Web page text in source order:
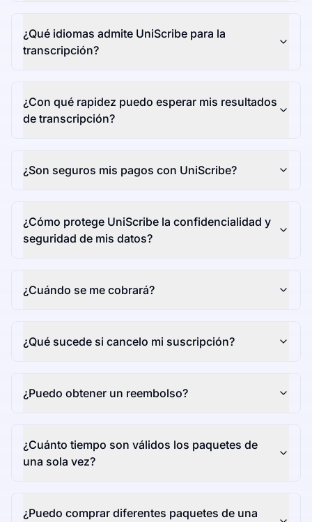
¿Qué idiomas admite UniScribe para la
transcripción?
¿Con qué rapidez puedo esperar mis resultados
de transcripción?
¿Son seguros mis pagos con UniScribe?
¿Cómo protege UniScribe la confidencialidad y
seguridad de mis datos?
¿Cuándo se me cobrará?
¿Qué sucede si cancelo mi suscripción?
¿Puedo obtener un reembolso?
¿Cuánto tiempo son válidos los paquetes de
una sola vez?
¿Puedo comprar diferentes paquetes de una